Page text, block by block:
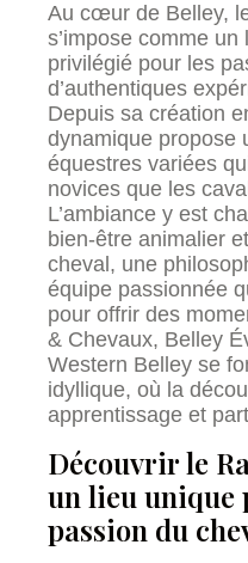
Au cœur de Belley,
s’impose comme
privilégié pour les
d’authentiques
Depuis sa création
dynamique propose
équestres variées
novices que les
L’ambiance y est
bien-être animalier
cheval, une
équipe passionnée
pour offrir des
& Chevaux, Belley
Western Belley se
idyllique, où la
apprentissage et
Découvrir le
un lieu unique
passion du